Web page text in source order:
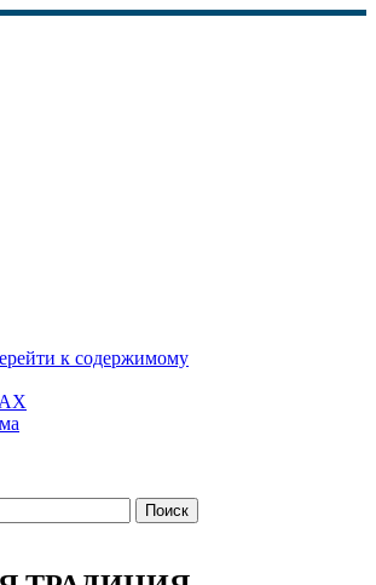
(КИА
к содержимому